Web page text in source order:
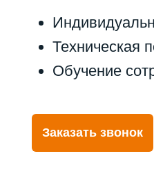
Техническая
Обучение
Заказать звонок